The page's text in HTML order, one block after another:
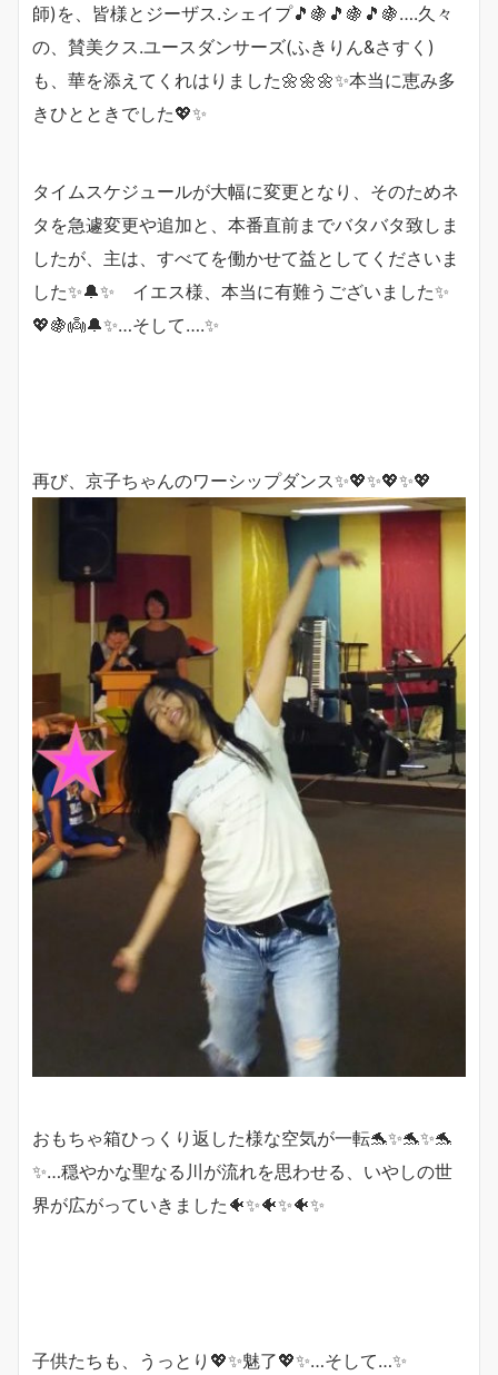
師)を、皆様とジーザス.シェイプ🎵🍇🎵🍇🎵🍇….久々
の、賛美クス.ユースダンサーズ(ふきりん&さすく)
も、華を添えてくれはりました🌼🌼🌼✨本当に恵み多
きひとときでした💖✨
タイムスケジュールが大幅に変更となり、そのためネ
タを急遽変更や追加と、本番直前までバタバタ致しま
したが、主は、すべてを働かせて益としてくださいま
した✨🔔✨ イエス様、本当に有難うございました✨
💖🍇👼🔔✨…そして….✨
再び、京子ちゃんのワーシップダンス✨💖✨💖✨💖
おもちゃ箱ひっくり返した様な空気が一転🐬✨🐬✨🐬
✨…穏やかな聖なる川が流れを思わせる、いやしの世
界が広がっていきました🐠✨🐠✨🐠✨
子供たちも、うっとり💖✨魅了💖✨…そして…✨